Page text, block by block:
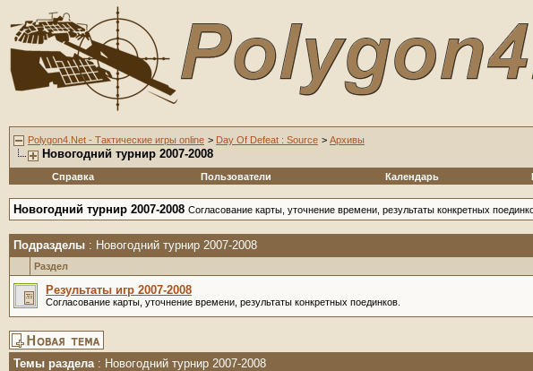
Polygon4.Net - Тактические игры online > Day Of Defeat : Source > Архивы
Новогодний турнир 2007-2008
Справка
Пользователи Календарь
Новогодний турнир 2007-2008 Согласование карты, уточнение времени, результаты конкретных
Подразделы : Новогодний турнир 2007-2008
Раздел
Результаты игр 2007-2008
Согласование карты, уточнение времени, результаты конкретных поединков.
Темы раздела: Новогодний турнир 2007-2008